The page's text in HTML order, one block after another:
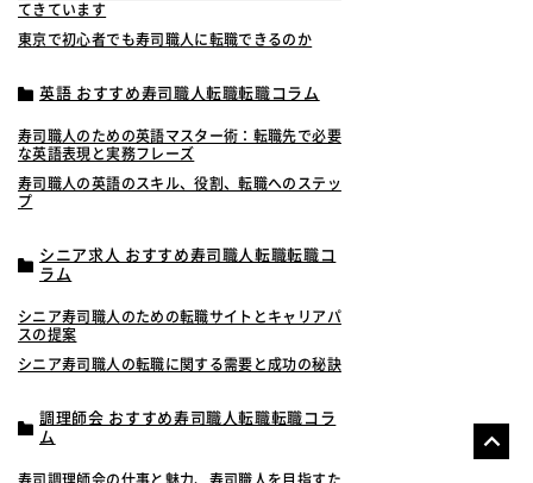
てきています
東京で初心者でも寿司職人に転職できるのか
英語 おすすめ寿司職人転職転職コラム
寿司職人のための英語マスター術：転職先で必要
な英語表現と実務フレーズ
寿司職人の英語のスキル、役割、転職へのステッ
プ
シニア求人 おすすめ寿司職人転職転職コ
ラム
シニア寿司職人のための転職サイトとキャリアパ
スの提案
シニア寿司職人の転職に関する需要と成功の秘訣
調理師会 おすすめ寿司職人転職転職コラ
ム
寿司調理師会の仕事と魅力、寿司職人を目指すた